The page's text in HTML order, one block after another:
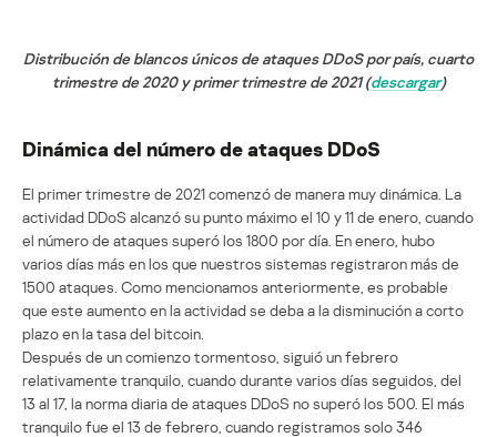
Distribución de blancos únicos de ataques DDoS por país, cuarto
trimestre de 2020 y primer trimestre de 2021 (descargar)
Dinámica del número de ataques DDoS
El primer trimestre de 2021 comenzó de manera muy dinámica. La
actividad DDoS alcanzó su punto máximo el 10 y 11 de enero, cuando
el número de ataques superó los 1800 por día. En enero, hubo
varios días más en los que nuestros sistemas registraron más de
1500 ataques. Como mencionamos anteriormente, es probable
que este aumento en la actividad se deba a la disminución a corto
plazo en la tasa del bitcoin.
Después de un comienzo tormentoso, siguió un febrero
relativamente tranquilo, cuando durante varios días seguidos, del
13 al 17, la norma diaria de ataques DDoS no superó los 500. El más
tranquilo fue el 13 de febrero, cuando registramos solo 346